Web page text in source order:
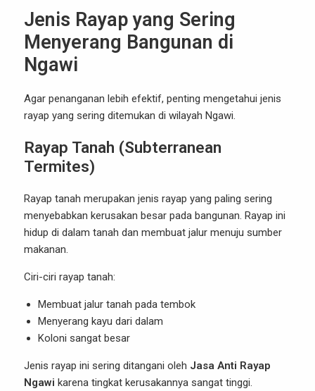
Jenis Rayap yang Sering
Menyerang Bangunan di
Ngawi
Agar penanganan lebih efektif, penting mengetahui jenis
rayap yang sering ditemukan di wilayah Ngawi.
Rayap Tanah (Subterranean
Termites)
Rayap tanah merupakan jenis rayap yang paling sering
menyebabkan kerusakan besar pada bangunan. Rayap ini
hidup di dalam tanah dan membuat jalur menuju sumber
makanan.
Ciri-ciri rayap tanah:
Membuat jalur tanah pada tembok
Menyerang kayu dari dalam
Koloni sangat besar
Jenis rayap ini sering ditangani oleh Jasa Anti Rayap
Ngawi karena tingkat kerusakannya sangat tinggi.